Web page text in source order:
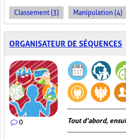
Classement (3) Manipulation (4)
ORGANISATEUR DE SÉQUENCES
0 Tout d’abord,